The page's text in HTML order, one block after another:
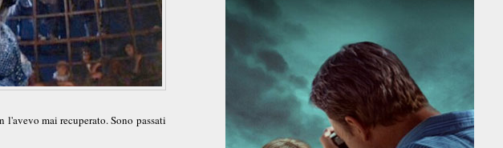
mai recuperato. Sono passati